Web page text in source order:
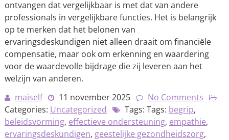
ontvangen dat vergelijkbaar is met dat van andere
professionals in vergelijkbare functies. Het is belangrijk
op te merken dat het belonen van
ervaringsdeskundigen niet alleen draait om financiële
compensatie, maar ook om erkenning en waardering
voor de waardevolle bijdrage die zij leveren aan het
welzijn van anderen.
maiself
11 november 2025
No Comments
Categories: Uncategorized Tags: Tags: begrip,
beleidsvorming, effectieve ondersteuning, empathie,
ervaringsdeskundigen, geestelijke gezondheidszorg,